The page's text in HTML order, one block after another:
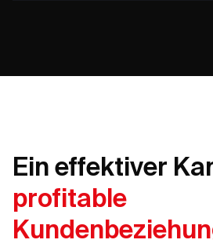
Ein effektiver
profitable